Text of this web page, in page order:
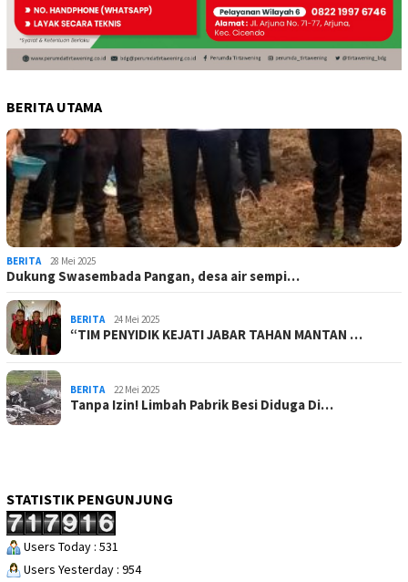
BERITA UTAMA
BERITA 28 Mei 2025
Dukung Swasembada Pangan, desa air sempi…
BERITA 24 Mei 2025
“TIM PENYIDIK KEJATI JABAR TAHAN MANTAN …
BERITA 22 Mei 2025
Tanpa Izin! Limbah Pabrik Besi Diduga Di…
STATISTIK PENGUNJUNG
Users Today : 531
Users Yesterday : 954